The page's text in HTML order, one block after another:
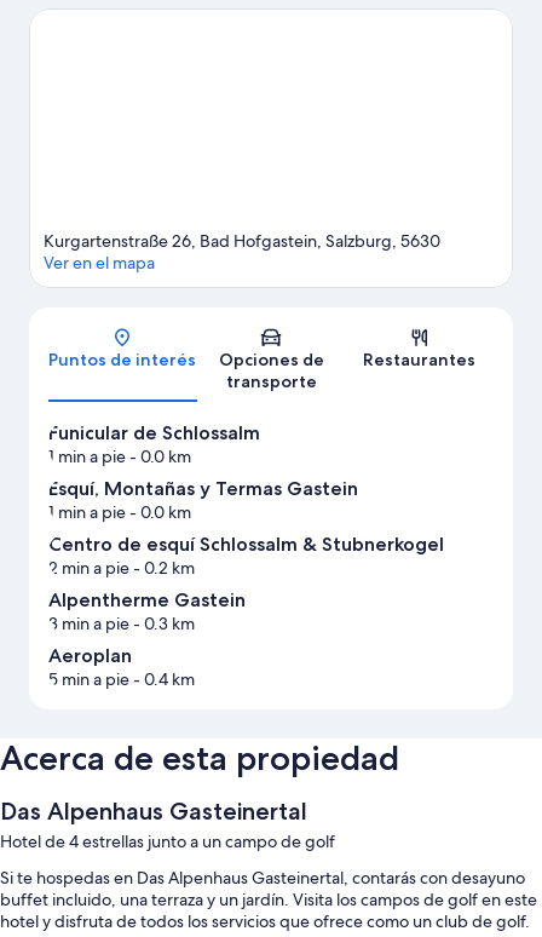
de las montañas con pistas de ski cross-country y pistas de ski
Mapa
Kurgartenstraße 26, Bad Hofgastein, Salzburg, 5630
Ver en el mapa
Puntos de interés
Opciones de
transporte
Restaurantes
Funicular de Schlossalm
1 min a pie- 0.0 km
Esquí, Montañas y Termas Gastein
1 min a pie- 0.0 km
Centro de esquí Schlossalm & Stubnerkogel
2 min a pie- 0.2 km
Alpentherme Gastein
3 min a pie- 0.3 km
Aeroplan
5 min a pie- 0.4 km
Acerca de esta propiedad
Das Alpenhaus Gasteinertal
Hotel de 4 estrellas junto a un campo de golf
Si te hospedas en Das Alpenhaus Gasteinertal, contarás con desayuno
buffet incluido, una terraza y un jardín. Visita los campos de golf en este
hotel y disfruta de todos los servicios que ofrece como un club de golf.